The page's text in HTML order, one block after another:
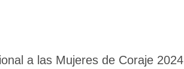
a las Mujeres de Coraje 2024